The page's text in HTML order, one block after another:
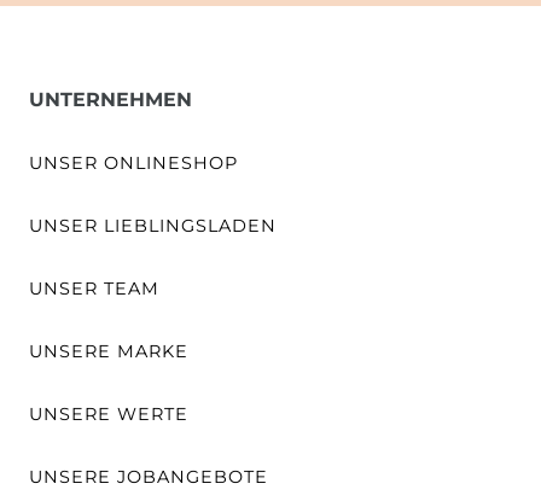
UNTERNEHMEN
UNSER ONLINESHOP
UNSER LIEBLINGSLADEN
UNSER TEAM
UNSERE MARKE
UNSERE WERTE
UNSERE JOBANGEBOTE